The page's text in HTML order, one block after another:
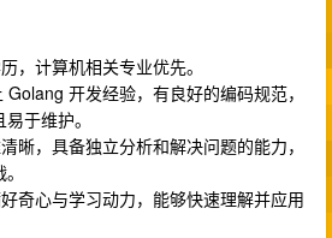
，计算机相关专业优先。
开发经验，有良好的编码规范，
于维护。
晰，具备独立分析和解决问题的能力，
奇心与学习动力，能够快速理解并应用